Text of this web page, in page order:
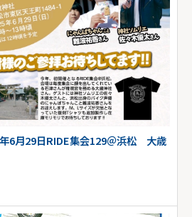
年6月29日RIDE集会129＠浜松 大歳